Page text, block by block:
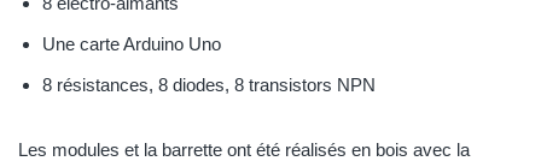
Une carte Arduino Uno
8 résistances, 8 diodes, 8 transistors NPN
Les modules et la barrette ont été réalisés en bois avec la